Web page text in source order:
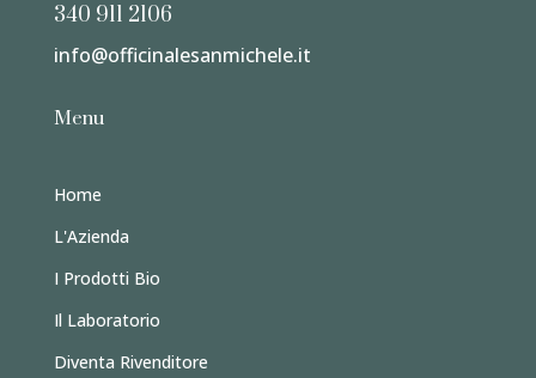
340 911 2106
info@officinalesanmichele.it
Menu
Home
L'Azienda
I Prodotti Bio
Il Laboratorio
Diventa Rivenditore